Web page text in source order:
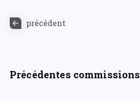
précédent
Précédentes commissions